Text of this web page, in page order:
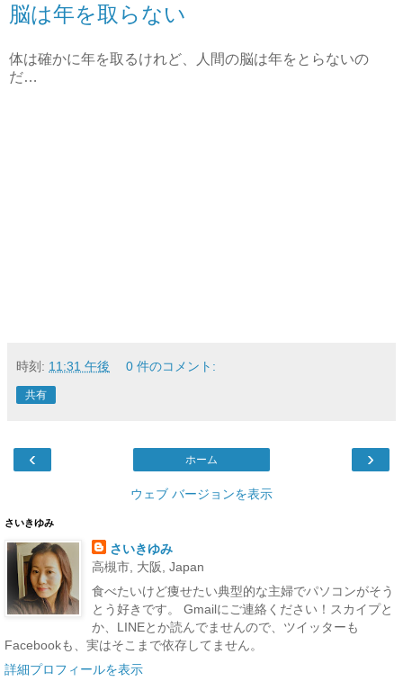
脳は年を取らない
体は確かに年を取るけれど、人間の脳は年をとらないの
だ…
時刻: 11:31 午後 0 件のコメント:
共有
‹ ›
ホーム
ウェブ バージョンを表示
さいきゆみ
さいきゆみ
高槻市, 大阪, Japan
食べたいけど痩せたい典型的な主婦でパソコンがそう
とう好きです。 Gmailにご連絡ください！スカイプと
か、LINEとか読んでませんので、ツイッターも
Facebookも、実はそこまで依存してません。
詳細プロフィールを表示